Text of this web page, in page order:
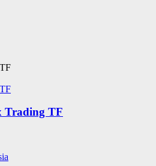
Trading TF